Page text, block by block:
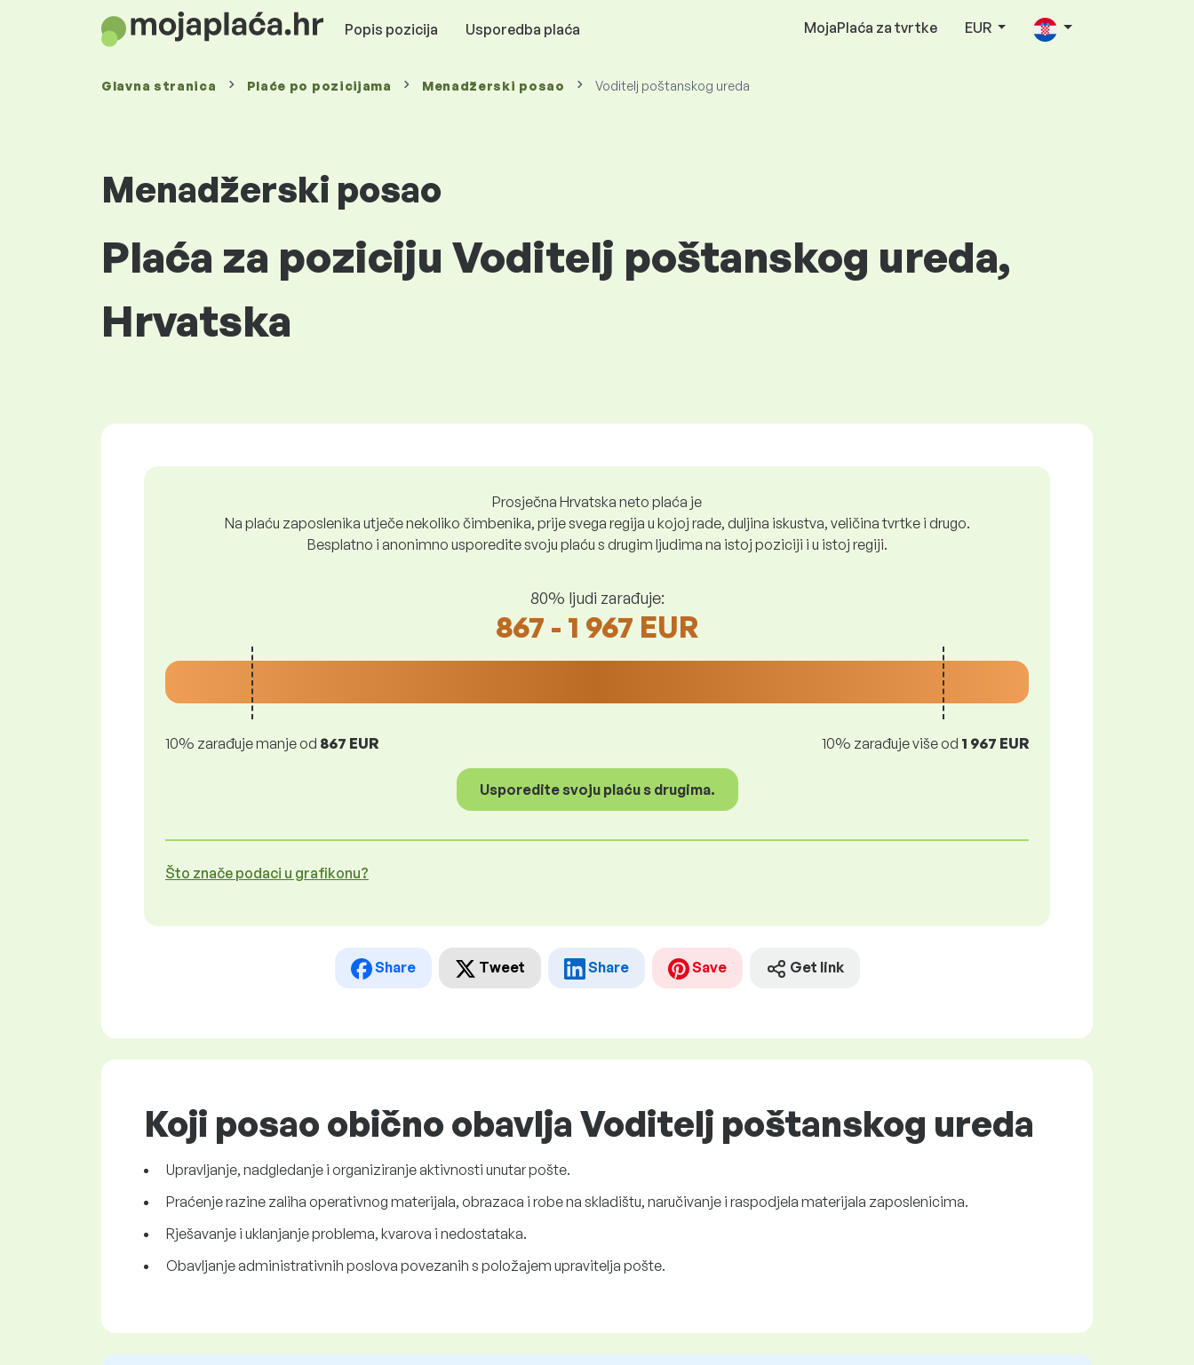
Popis pozicija Usporedba plaća MojaPlaća za tvrtke EUR
Glavna stranica Plaće po pozicijama Menadžerski posao Voditelj poštanskog ureda
Menadžerski posao
Plaća za poziciju Voditelj poštanskog ureda,
Hrvatska
Prosječna Hrvatska neto plaća je
Na plaću zaposlenika utječe nekoliko čimbenika, prije svega regija u kojoj rade, duljina iskustva, veličina tvrtke i drugo.
Besplatno i anonimno usporedite svoju plaću s drugim ljudima na istoj poziciji i u istoj regiji.
80% ljudi zarađuje:
867 - 1 967 EUR
10% zarađuje manje od 867 EUR 10% zarađuje više od 1 967 EUR
Usporedite svoju plaću s drugima.
Što znače podaci u grafikonu?
Share Tweet Share Save Get link
Koji posao obično obavlja Voditelj poštanskog ureda
Upravljanje, nadgledanje i organiziranje aktivnosti unutar pošte.
Praćenje razine zaliha operativnog materijala, obrazaca i robe na skladištu, naručivanje i raspodjela materijala zaposlenicima.
Rješavanje i uklanjanje problema, kvarova i nedostataka.
Obavljanje administrativnih poslova povezanih s položajem upravitelja pošte.